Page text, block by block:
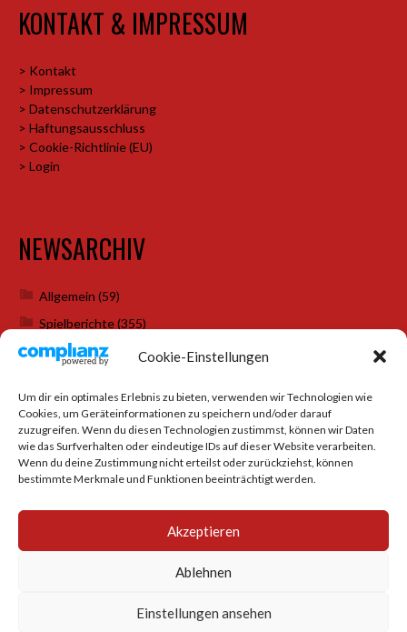
Cookie-Einstellungen
Um dir ein optimales Erlebnis zu bieten, verwenden wir Technologien wie
Cookies, um Geräteinformationen zu speichern und/oder darauf
zuzugreifen. Wenn du diesen Technologien zustimmst, können wir Daten
wie das Surfverhalten oder eindeutige IDs auf dieser Website verarbeiten.
Wenn du deine Zustimmung nicht erteilst oder zurückziehst, können
bestimmte Merkmale und Funktionen beeinträchtigt werden.
Akzeptieren
Ablehnen
Einstellungen ansehen
KONTAKT & IMPRESSUM
> Kontakt
> Impressum
> Datenschutzerklärung
> Haftungsausschluss
> Cookie-Richtlinie (EU)
> Login
NEWSARCHIV
Allgemein (59)
Spielberichte(355)
Weihnachtsfeiern(7)
SOCIAL MEDIA